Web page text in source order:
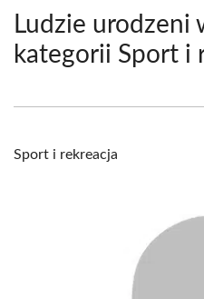
Ludzie urodzeni
kategorii Sport i
Sport i rekreacja